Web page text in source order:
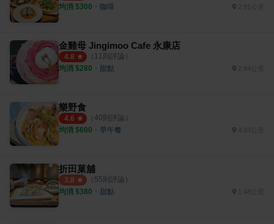
均消 $300 ・ 咖啡
金雞母 Jingimoo Cafe 永康店
4.8 （ 11則評論）
均消 $280 ・ 甜點
樂野食
4.6 （ 40則評論）
均消 $600 ・ 早午餐
折田菓舖
3.8 （ 55則評論）
均消 $380 ・ 甜點